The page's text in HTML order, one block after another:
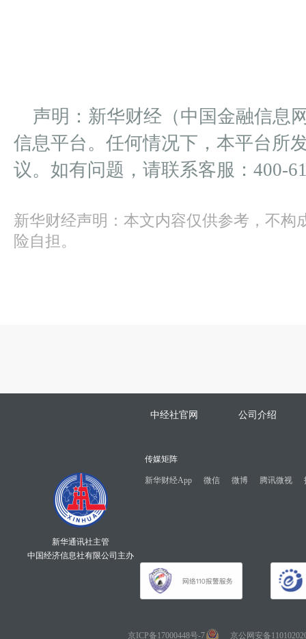
声明：新华财经（中国金融信息
信息平台。任何情况下，本平台所
议。如有问题，请联系客服：400-
新华财经声明：本文内容仅供参考，不构
险自担。
中经社官网 公司介绍
新华通讯社主管
中国经济信息社有限公司主办
传媒矩阵
新华财经App 微信 微博 腾讯微视
京ICP备17000448号-7 京公网安备